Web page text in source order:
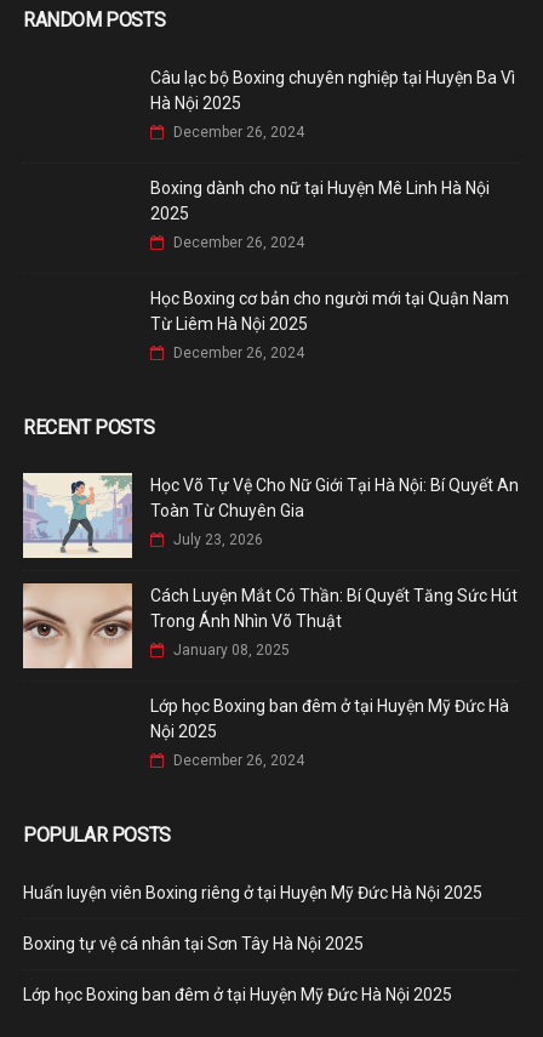
RANDOM POSTS
Câu lạc bộ Boxing chuyên nghiệp tại Huyện Ba Vì
Hà Nội 2025
December 26, 2024
Boxing dành cho nữ tại Huyện Mê Linh Hà Nội
2025
December 26, 2024
Học Boxing cơ bản cho người mới tại Quận Nam
Từ Liêm Hà Nội 2025
December 26, 2024
RECENT POSTS
Học Võ Tự Vệ Cho Nữ Giới Tại Hà Nội: Bí Quyết An
Toàn Từ Chuyên Gia
July 23, 2026
Cách Luyện Mắt Có Thần: Bí Quyết Tăng Sức Hút
Trong Ánh Nhìn Võ Thuật
January 08, 2025
Lớp học Boxing ban đêm ở tại Huyện Mỹ Đức Hà
Nội 2025
December 26, 2024
POPULAR POSTS
Huấn luyện viên Boxing riêng ở tại Huyện Mỹ Đức Hà Nội 2025
Boxing tự vệ cá nhân tại Sơn Tây Hà Nội 2025
Lớp học Boxing ban đêm ở tại Huyện Mỹ Đức Hà Nội 2025